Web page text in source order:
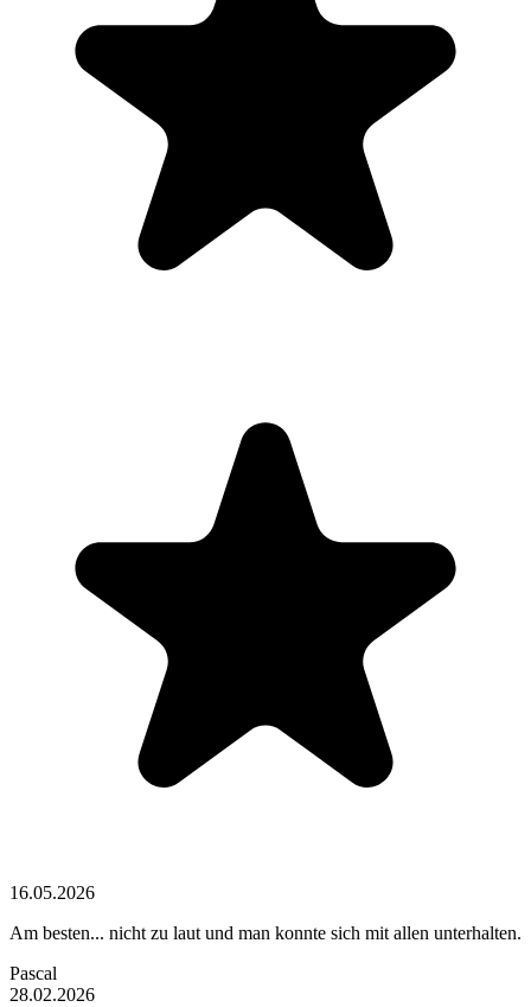
16.05.2026
Am besten... nicht zu laut und man konnte sich mit allen unterhalten.
Pascal
28.02.2026